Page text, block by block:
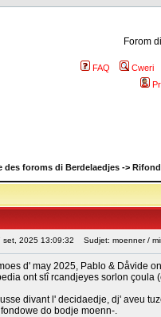
Forom
FAQ
Cweri
des foroms di Berdelaedjes ->
set, 2025 13:09:32 Sudjet: moenner /
d' may 2025, Pablo & Dåvide
ont stî rcandjeyes sorlon çoula
divant l' decidaedje, dj' aveu
do bodje moenn-.